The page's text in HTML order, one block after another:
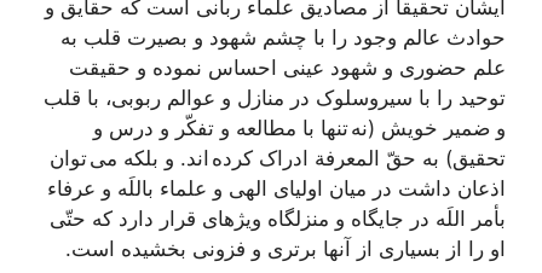
ایشان تحقيقاً از مصاديق علماء ربانی است كه حقایق و
حوادث عالم وجود را با چشم شهود و بصيرت قلب به
علم حضورى و شهود عينى احساس نموده و حقيقت
توحيد را با سیروسلوک در منازل و عوالم ربوبى، با قلب
و ضمير خويش (نه تنها با مطالعه و تفكّر و درس و
تحقيق) به حقّ المعرفة ادراک كرده اند. و بلكه می توان
اذعان داشت در ميان اولياى الهى و علماء باللَه و عرفاء
بأمر اللَه در جايگاه و منزلگاه ويژه‏اى قرار دارد كه حتّى
او را از بسيارى از آنها برترى و فزونى بخشيده است.